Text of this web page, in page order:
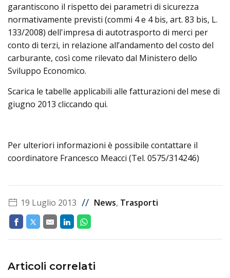
garantiscono il rispetto dei parametri di sicurezza
normativamente previsti (commi 4 e 4 bis, art. 83 bis, L.
133/2008) dell'impresa di autotrasporto di merci per
conto di terzi, in relazione all’andamento del costo del
carburante, così come rilevato dal Ministero dello
Sviluppo Economico.
Scarica le tabelle applicabili alle fatturazioni del mese di
giugno 2013 cliccando qui.
Per ulteriori informazioni è possibile contattare il
coordinatore Francesco Meacci (Tel. 0575/314246)
19 Luglio 2013 // News, Trasporti
Articoli correlati